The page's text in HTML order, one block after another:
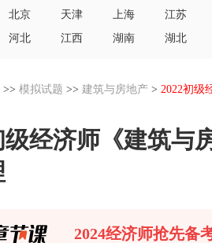
北京 天津 上海 江苏
河北 江西 湖南 湖北
>> 模拟试题 >> 建筑与房地产 > 2022初级
级经济师《建筑与
2024经济师抢先备